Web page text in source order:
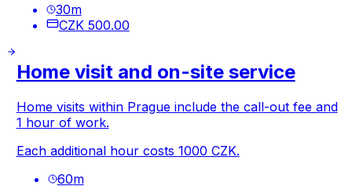
30m
CZK 500.00
Home visit and on-site service
Home visits within Prague include the call-out fee and
1 hour of work.
Each additional hour costs 1000 CZK.
60m